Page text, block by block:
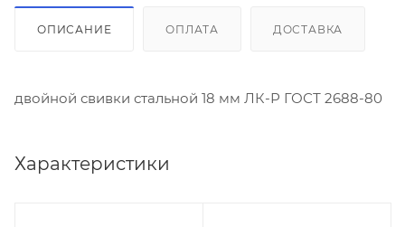
ОПИСАНИЕ ОПЛАТА ДОСТАВКА
двойной свивки стальной 18 мм ЛК-Р ГОСТ 2688-80
Характеристики